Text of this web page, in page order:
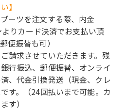
】
ーツを注文する際、内金
りカード決済でお支払い頂
便振替も可）
請求させていただきます。残
行振込、郵便振替、オンライ
、代金引換発送（現金、クレ
す。（24回払いまで可能。カ
す）